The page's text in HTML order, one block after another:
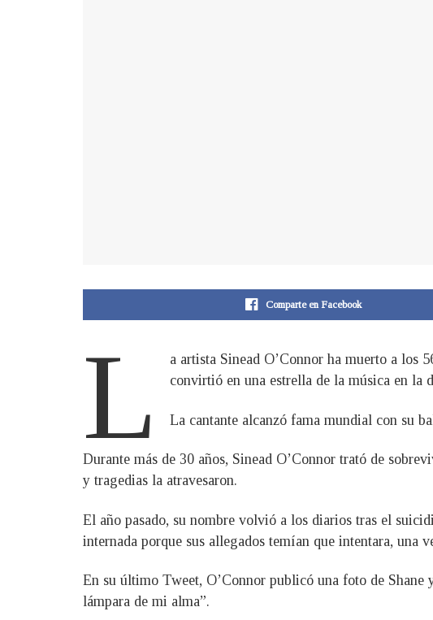
Comparte en Facebook
L
a artista Sinead O’Connor ha muerto a los
convirtió en una estrella de la música en la
La cantante alcanzó fama mundial con su
Durante más de 30 años, Sinead O’Connor trató de
y tragedias la atravesaron.
El año pasado, su nombre volvió a los diarios tras el
internada porque sus allegados temían que intentara, una
En su último Tweet, O’Connor publicó una foto de
lámpara de mi alma”.